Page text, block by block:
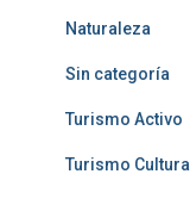
Naturaleza
Sin categoría
Turismo Activo
Turismo Cultural